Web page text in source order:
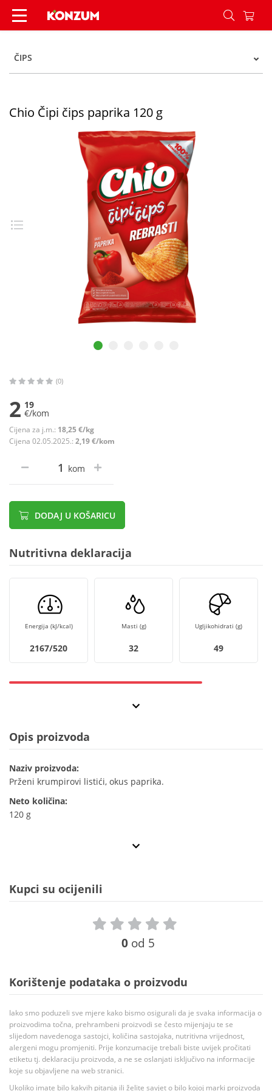
Chio Čipi čips paprika 120 g - Konzum
ČIPS
Chio Čipi čips paprika 120 g
(0)
2 19
€/kom
Cijena za j.m.: 18,25 €/kg
Cijena 02.05.2025.: 2,19 €/kom
kom
DODAJ U KOŠARICU
Nutritivna deklaracija
Energija (kJ/kcal)
2167/520
Masti (g)
32
Ugljikohidrati (g)
49
Opis proizvoda
Naziv proizvoda:
Prženi krumpirovi listići, okus paprika.
Neto količina:
120 g
Kupci su ocijenili
0 od 5
Korištenje podataka o proizvodu
Iako smo poduzeli sve mjere kako bismo osigurali da je svaka informacija o
proizvodima točna, prehrambeni proizvodi se često mijenjaju te se
slijedom navedenoga sastojci, količina sastojaka, nutritivna vrijednost,
alergeni mogu promjeniti. Prije konzumacije trebali biste uvijek pročitati
etiketu tj. deklaraciju proizvoda, a ne se oslanjati isključivo na informacije
koje su objavljene na web stranici.
Ukoliko imate bilo kakvih pitanja ili želite savjet o bilo kojoj marki proizvoda